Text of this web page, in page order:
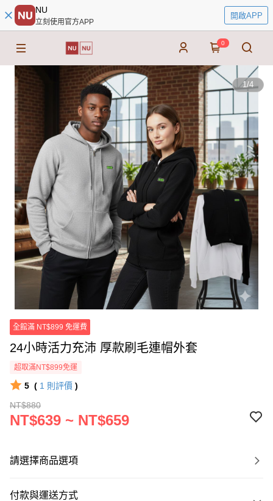
NU
立刻使用官方APP
開啟APP
0
1/4
全館滿 NT$899 免運費
24小時活力充沛 厚款刷毛連帽外套
超取滿NT$899免運
5 ( 1 則評價 )
NT$880
NT$639 ~ NT$659
請選擇商品選項
付款與運送方式